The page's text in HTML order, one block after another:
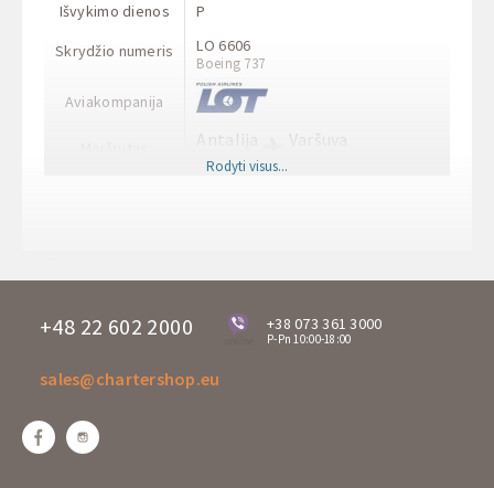
Išvykimo dienos
Skrydžio numeris
Aviakompanija
P
LO 6606
Boeing 737
Antalija
AYT
Varšuva
Išvykimo laikas
A-320
Rodyti visus...
+48 22 602 2000
online
+38 073 361 3000
P-Pn 10:00-18:00
sales@chartershop.eu